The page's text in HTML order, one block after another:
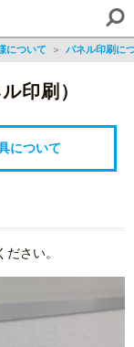
について ＞ パネル印刷に
印刷）
について
さい。